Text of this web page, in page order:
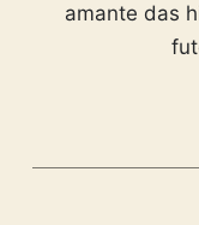
amante das